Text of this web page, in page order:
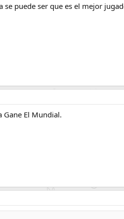
puede ser que es el mejor
Gane El Mundial.